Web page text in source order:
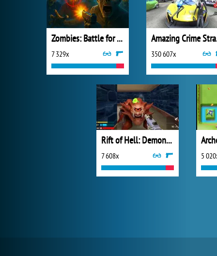
Zombies: Battle for Survival
7 329x 350 607x
Rift of Hell: Demons War
7 608x 5